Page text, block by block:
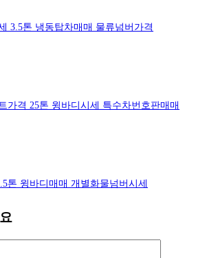
3.5톤 냉동탑차매매 물류넘버가격
가격 25톤 윙바디시세 특수차번호판매매
톤 윙바디매매 개별화물넘버시세